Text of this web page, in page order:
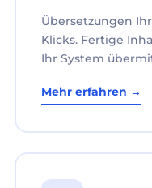
Übersetzungen
Klicks. Fertige
Ihr System
Mehr erfahren →